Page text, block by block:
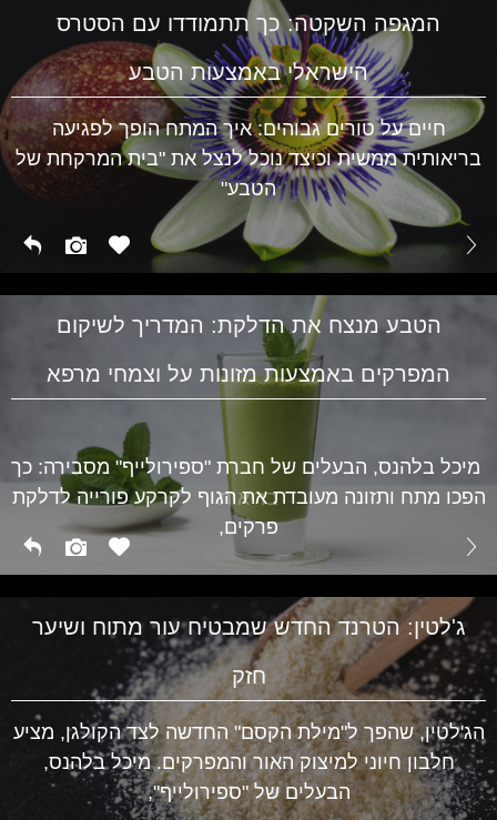
המגפה השקטה: כך תתמודדו עם הסטרס
הישראלי באמצעות הטבע
חיים על טורים גבוהים: איך המתח הופך לפגיעה
בריאותית ממשית וכיצד נוכל לנצל את "בית המרקחת של
הטבע"
הטבע מנצח את הדלקת: המדריך לשיקום
המפרקים באמצעות מזונות על וצמחי מרפא
בריאות
מיכל בלהנס, הבעלים של חברת "ספירולייף" מסבירה: כך
הפכו מתח ותזונה מעובדת את הגוף לקרקע פורייה לדלקת
פרקים,
ג'לטין: הטרנד החדש שמבטיח עור מתוח ושיער
חזק
הג'לטין, שהפך ל"מילת הקסם" החדשה לצד הקולגן, מציע
חלבון חיוני למיצוק האור והמפרקים. מיכל בלהנס,
הבעלים של "ספירולייף",